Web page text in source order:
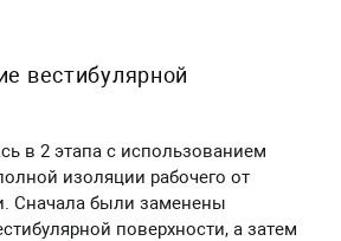
вестибулярной
в 2 этапа с использованием
изоляции рабочего от
Сначала были заменены
поверхности, а затем